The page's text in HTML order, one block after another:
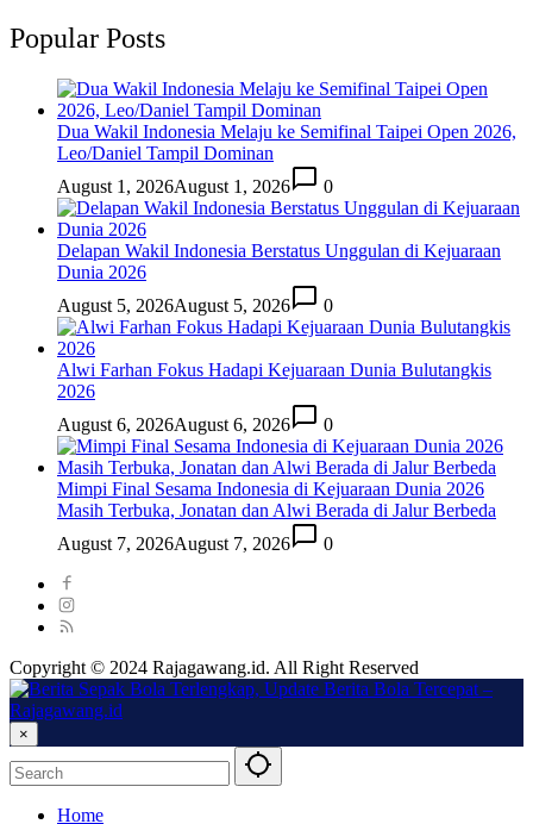
Popular Posts
Dua Wakil Indonesia Melaju ke Semifinal Taipei Open 2026,
Leo/Daniel Tampil Dominan
August 1, 2026August 1, 2026 0
Delapan Wakil Indonesia Berstatus Unggulan di Kejuaraan
Dunia 2026
August 5, 2026August 5, 2026 0
Alwi Farhan Fokus Hadapi Kejuaraan Dunia Bulutangkis
2026
August 6, 2026August 6, 2026 0
Mimpi Final Sesama Indonesia di Kejuaraan Dunia 2026
Masih Terbuka, Jonatan dan Alwi Berada di Jalur Berbeda
August 7, 2026August 7, 2026 0
Copyright © 2024 Rajagawang.id. All Right Reserved
×
Home